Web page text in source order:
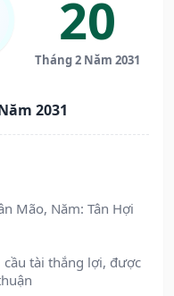
20
Tháng 2 Năm 2031
2031
Mão, Năm: Tân Hợi
cầu tài thắng lợi, được